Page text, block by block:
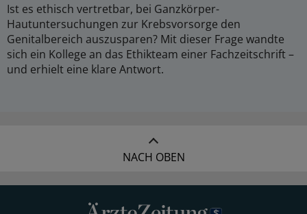
Ist es ethisch vertretbar, bei Ganzkörper-
Hautuntersuchungen zur Krebsvorsorge den
Genitalbereich auszusparen? Mit dieser Frage wandte
sich ein Kollege an das Ethikteam einer Fachzeitschrift –
und erhielt eine klare Antwort.
NACH OBEN